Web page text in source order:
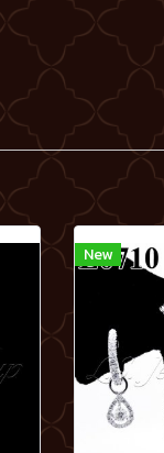
New